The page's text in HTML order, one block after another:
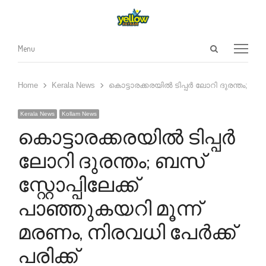
Open
Menu
Menu
Home Kerala News കൊട്ടാരക്കരയിൽ ടിപ്പർ ലോറി ദുരന്തം;
Kerala News Kollam News
കൊട്ടാരക്കരയിൽ ടിപ്പർ
ലോറി ദുരന്തം; ബസ്
സ്റ്റോപ്പിലേക്ക്
പാഞ്ഞുകയറി മൂന്ന്
മരണം, നിരവധി പേർക്ക്
പരിക്ക്